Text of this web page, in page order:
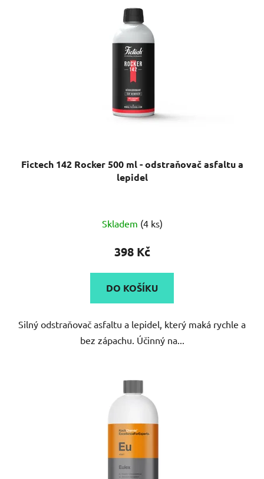
Fictech 142 Rocker 500 ml - odstraňovač asfaltu a
lepidel
Skladem (4 ks)
398 Kč
DO KOŠÍKU
Silný odstraňovač asfaltu a lepidel, který maká rychle a
bez zápachu. Účinný na...